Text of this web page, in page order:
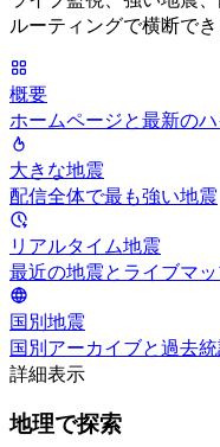
ルーティングで横断でき
概要
ホームページと最新のハ
大きな地震
配信全体で最も強い地震
リアルタイム地震
最近の地震とライブマ
国別地震
国別アーカイブと過去
詳細表示
地理で探索